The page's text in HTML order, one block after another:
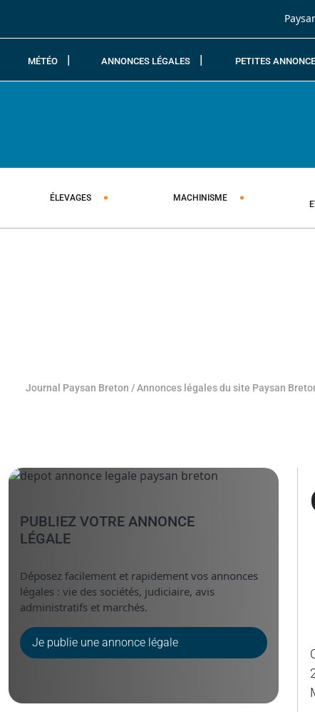
MÉTÉO ANNONCES LÉGALES PETITES
ÉLEVAGES MACHINISME
Journal Paysan Breton /Annonces légales du site Paysan
PUBLIEZ VOTRE ANNONCE
LÉGALE
Déposez facilement et rapidement vos annonces
légales : vie des sociétés, judiciaire, avis
administratifs et marchés.
Je publie une annonce légale